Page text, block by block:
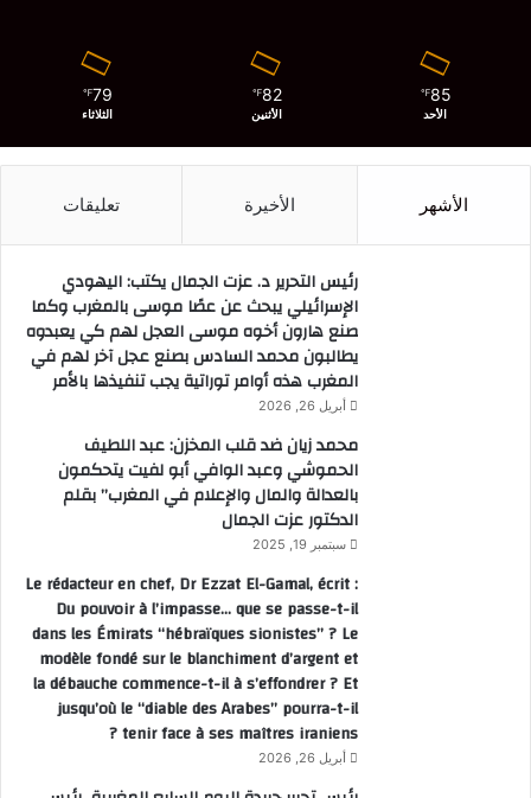
85
℉
الأحد
82
℉
الأثنين
79
℉
الثلاثاء
الأشهر الأخيرة تعليقات
رئيس التحرير د. عزت الجمال يكتب: اليهودي
الإسرائيلي يبحث عن عصًا موسى بالمغرب وكما
صنع هارون أخوه موسى العجل لهم كي يعبدوه
يطالبون محمد السادس بصنع عجل آخر لهم في
المغرب هذه أوامر توراتية يجب تنفيذها بالأمر
أبريل 26, 2026
محمد زيان ضد قلب المخزن: عبد اللطيف
الحموشي وعبد الوافي أبو لفيت يتحكمون
بالعدالة والمال والإعلام في المغرب” بقلم
الدكتور عزت الجمال
سبتمبر 19, 2025
Le rédacteur en chef, Dr Ezzat El-Gamal, écrit :
Du pouvoir à l’impasse… que se passe-t-il
dans les Émirats “hébraïques sionistes” ? Le
modèle fondé sur le blanchiment d’argent et
la débauche commence-t-il à s’effondrer ? Et
jusqu’où le “diable des Arabes” pourra-t-il
tenir face à ses maîtres iraniens ?
أبريل 26, 2026